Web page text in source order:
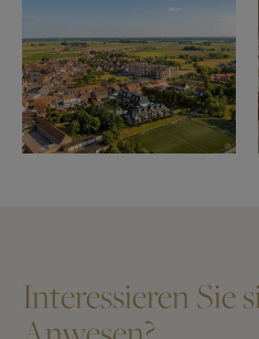
Interessieren Sie